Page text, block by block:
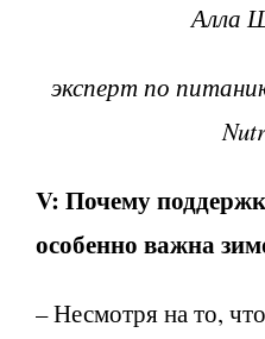
Алла
эксперт по
V: Почему
особенно важна
– Несмотря на то,